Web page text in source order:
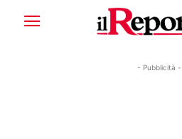
- Pubblicità -